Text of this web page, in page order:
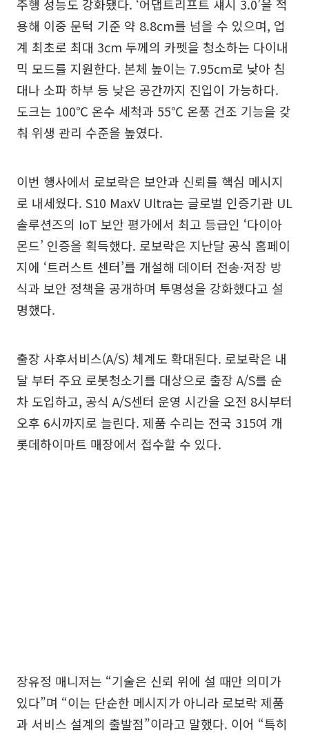
주행 성능도 강화됐다. ‘어댑트리프트 섀시 3.0’을 적
용해 이중 문턱 기준 약 8.8cm를 넘을 수 있으며, 업
계 최초로 최대 3cm 두께의 카펫을 청소하는 다이내
믹 모드를 지원한다. 본체 높이는 7.95cm로 낮아 침
대나 소파 하부 등 낮은 공간까지 진입이 가능하다.
도크는 100℃ 온수 세척과 55℃ 온풍 건조 기능을 갖
춰 위생 관리 수준을 높였다.
이번 행사에서 로보락은 보안과 신뢰를 핵심 메시지
로 내세웠다. S10 MaxV Ultra는 글로벌 인증기관 UL
솔루션즈의 IoT 보안 평가에서 최고 등급인 ‘다이아
몬드’ 인증을 획득했다. 로보락은 지난달 공식 홈페이
지에 ‘트러스트 센터’를 개설해 데이터 전송·저장 방
식과 보안 정책을 공개하며 투명성을 강화했다고 설
명했다.
출장 사후서비스(A/S) 체계도 확대된다. 로보락은 내
달 부터 주요 로봇청소기를 대상으로 출장 A/S를 순
차 도입하고, 공식 A/S센터 운영 시간을 오전 8시부터
오후 6시까지로 늘린다. 제품 수리는 전국 315여 개
롯데하이마트 매장에서 접수할 수 있다.
장유정 매니저는 “기술은 신뢰 위에 설 때만 의미가
있다”며 “이는 단순한 메시지가 아니라 로보락 제품
과 서비스 설계의 출발점”이라고 말했다. 이어 “특히